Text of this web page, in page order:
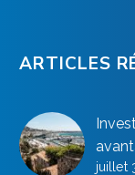
ARTICLES
juillet